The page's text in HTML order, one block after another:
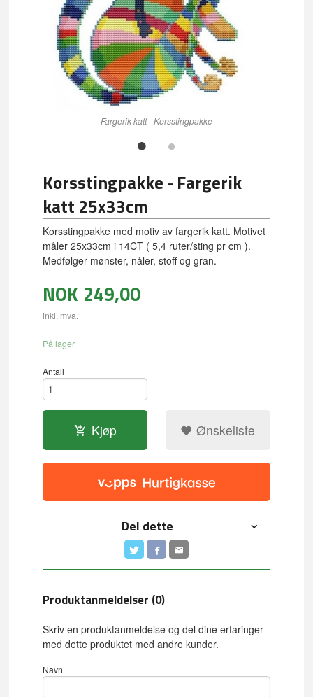
Fargerik katt - Korsstingpakke
Korsstingpakke - Fargerik
katt 25x33cm
Korsstingpakke med motiv av fargerik katt. Motivet
måler 25x33cm i 14CT ( 5,4 ruter/sting pr cm ).
Medfølger mønster, nåler, stoff og gran.
NOK 249,00
inkl. mva.
På lager
Antall
Kjøp Ønskeliste
Del dette
Produktanmeldelser (0)
Skriv en produktanmeldelse og del dine erfaringer
med dette produktet med andre kunder.
Navn